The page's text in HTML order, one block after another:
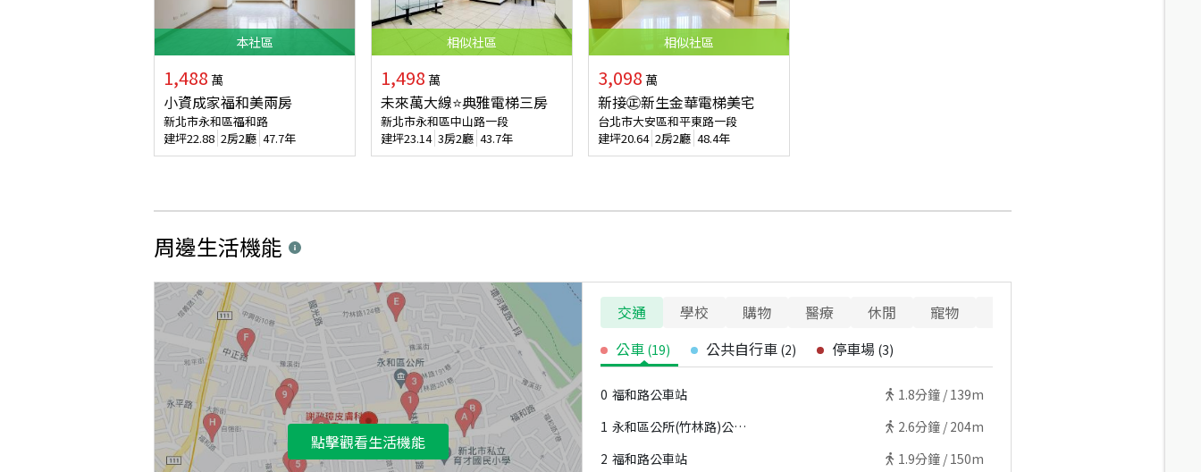
本社區
1,488 萬
小資成家福和美兩房
新北市永和區福和路
建坪22.88 2房2廳 47.7年
相似社區
1,498 萬
未來萬大線⭐典雅電梯三房
新北市永和區中山路一段
建坪23.14 3房2廳 43.7年
相似社區
3,098 萬
新接㊣新生金華電梯美宅
台北市大安區和平東路一段
建坪20.64 2房2廳 48.4年
周邊生活機能
點擊觀看生活機能
交通 學校 購物 醫療 休閒 寵物
公車 (19) 公共自行車 (2) 停車場 (3)
0 福和路公車站 1.8分鐘 / 139m
1 永和區公所(竹林路)公車站 2.6分鐘 / 204m
2 福和路公車站 1.9分鐘 / 150m